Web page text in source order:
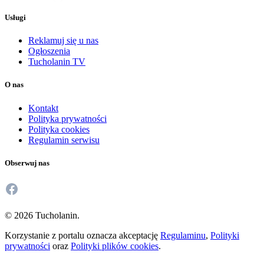
Usługi
Reklamuj się u nas
Ogłoszenia
Tucholanin TV
O nas
Kontakt
Polityka prywatności
Polityka cookies
Regulamin serwisu
Obserwuj nas
Facebook
© 2026 Tucholanin.
Korzystanie z portalu oznacza akceptację Regulaminu, Polityki
prywatności oraz Polityki plików cookies.